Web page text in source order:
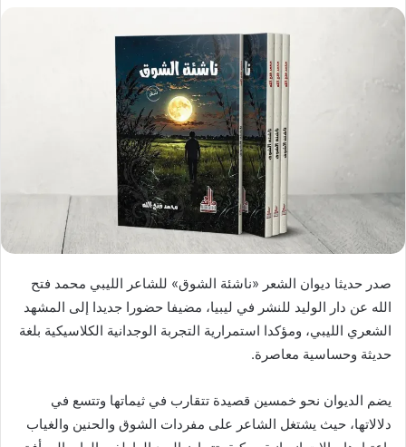
صدر حديثا ديوان الشعر «ناشئة الشوق» للشاعر الليبي محمد فتح
الله عن دار الوليد للنشر في ليبيا، مضيفا حضورا جديدا إلى المشهد
الشعري الليبي، ومؤكدا استمرارية التجربة الوجدانية الكلاسيكية بلغة
حديثة وحساسية معاصرة.
يضم الديوان نحو خمسين قصيدة تتقارب في ثيماتها وتتسع في
دلالاتها، حيث يشتغل الشاعر على مفردات الشوق والحنين والغياب